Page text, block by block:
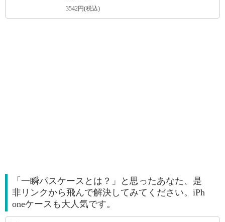
3542円(税込)
「一瞬パスケースとは？」と思ったあなた、是
非リンクから飛んで解決してみてください。iPh
oneケースも大人気です。